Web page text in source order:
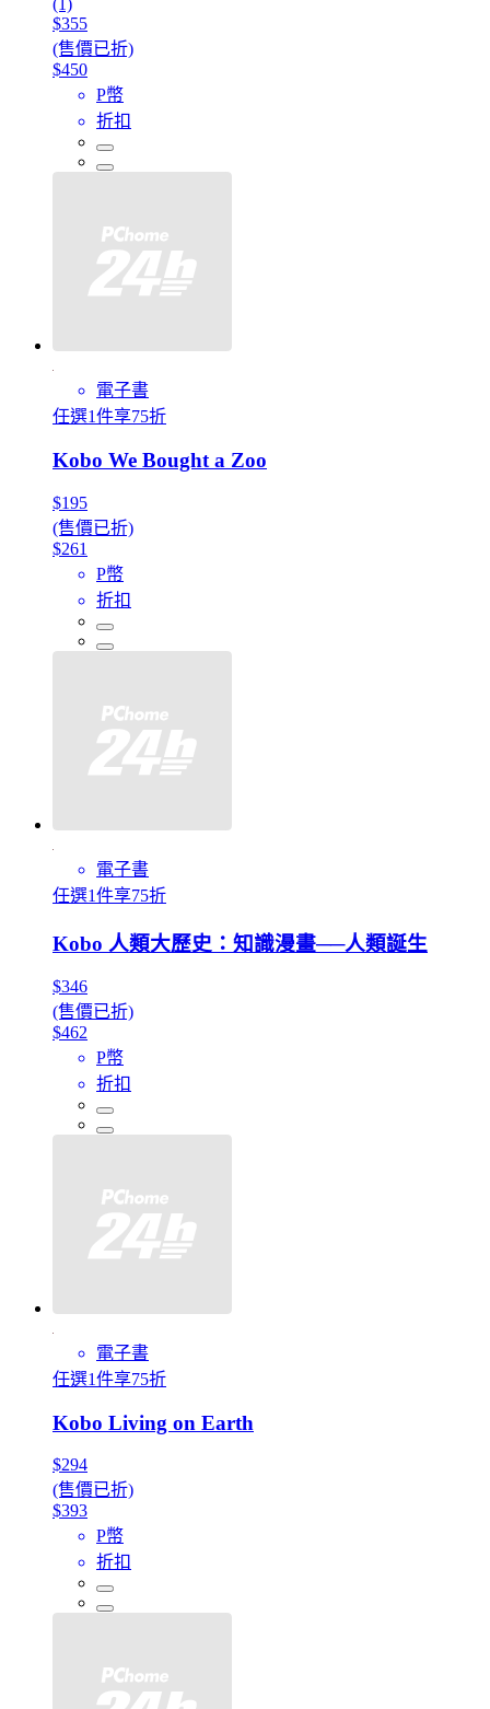
(1)
$355
(售價已折)
$450
P幣
折扣
電子書
任選1件享75折
Kobo We Bought a Zoo
$195
(售價已折)
$261
P幣
折扣
電子書
任選1件享75折
Kobo 人類大歷史：知識漫畫──人類誕生
$346
(售價已折)
$462
P幣
折扣
電子書
任選1件享75折
Kobo Living on Earth
$294
(售價已折)
$393
P幣
折扣